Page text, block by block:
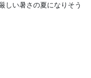
しい暑さの夏になりそう